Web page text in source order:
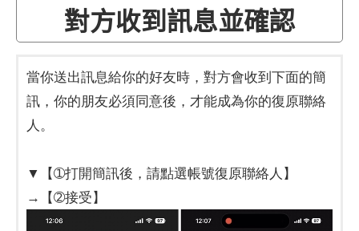
對方收到訊息並確認
當你送出訊息給你的好友時，對方會收到下面的簡
訊，你的朋友必須同意後，才能成為你的復原聯絡
人。
▼【➀打開簡訊後，請點選帳號復原聯絡人】
→【➁接受】